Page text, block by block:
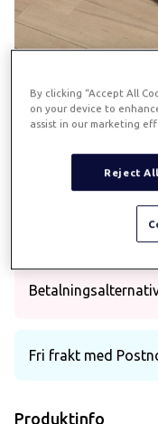
Stella
Sängkjol i polyester/
Fri frakt med
Produktinfo
By clicking “Accept All
on your device to
assist in our marketing
Reject All